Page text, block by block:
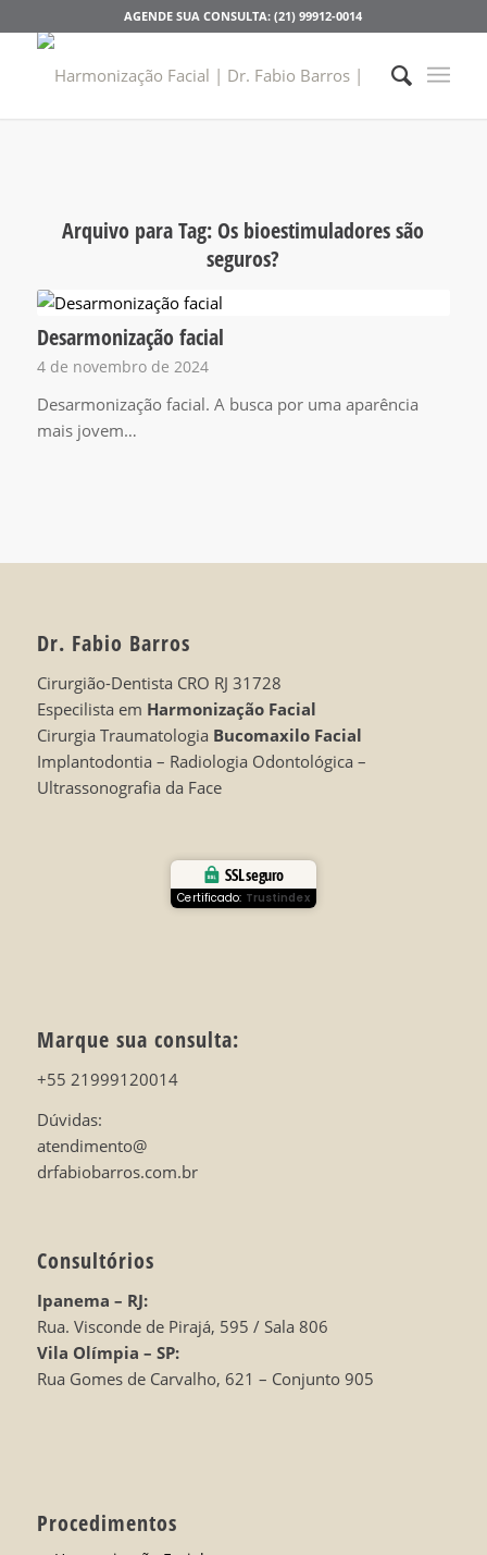
AGENDE SUA CONSULTA: (21) 99912-0014
Arquivo para Tag:Os bioestimuladores são
seguros?
Desarmonização facial
4 de novembro de 2024
Desarmonização facial. A busca por uma aparência
mais jovem…
Dr. Fabio Barros
Cirurgião-Dentista CRO RJ 31728
Especilista em Harmonização Facial
Cirurgia Traumatologia Bucomaxilo Facial
Implantodontia – Radiologia Odontológica –
Ultrassonografia da Face
SSL seguro
Certificado: Trustindex
Marque sua consulta:
+55 21999120014
Dúvidas:
atendimento@
drfabiobarros.com.br
Consultórios
Ipanema – RJ:
Rua. Visconde de Pirajá, 595 / Sala 806
Vila Olímpia – SP:
Rua Gomes de Carvalho, 621 – Conjunto 905
Procedimentos